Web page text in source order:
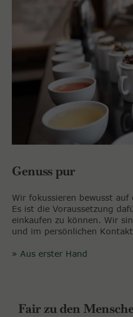
Genuss pur
Wir fokussieren bewusst
Es ist die Voraussetzung
einkaufen zu können. Wir
und im persönlichen
» Aus erster Hand
Fair zu den